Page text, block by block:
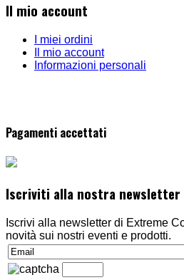
Il mio account
I miei ordini
Il mio account
Informazioni personali
Pagamenti accettati
Iscriviti alla nostra newsletter
Iscrivi alla newsletter di Extreme
novità sui nostri eventi e prodotti.